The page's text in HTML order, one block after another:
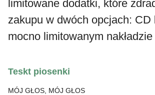
limitowane dodatki, które
zakupu w dwóch opcjach:
mocno limitowanym nakładzie
Teskt piosenki
MÓJ GŁOS, MÓJ GŁOS